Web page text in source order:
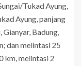
Tukad Ayung,
Ayung, panjang
Badung,
dan melintasi 25
km, melintasi 2